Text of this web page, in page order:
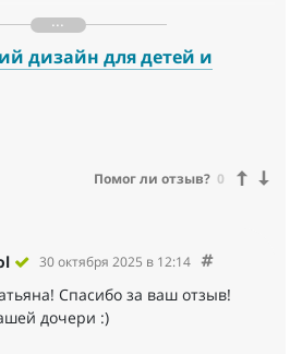
появилось еще больше желания
2 месяца, за это время дочка
в фигме (при том, что раньше
вообще не имел соприкосновений).
формат обучения графическому
заниматься можно в
можно, даже если ты
без потерь переносить; занятия
и от работы персонала
приятные и положительные.
на связи. Был случай, когда у нас
администратор сразу
дизайн для детей и
Помог ли отзыв? 0
30 октября 2025 в 12:14
Спасибо за ваш отзыв!
дочери :)